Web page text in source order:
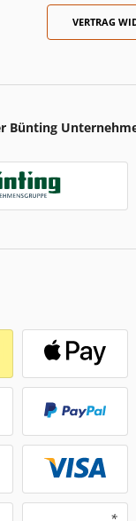
VERTRAG
Bünting